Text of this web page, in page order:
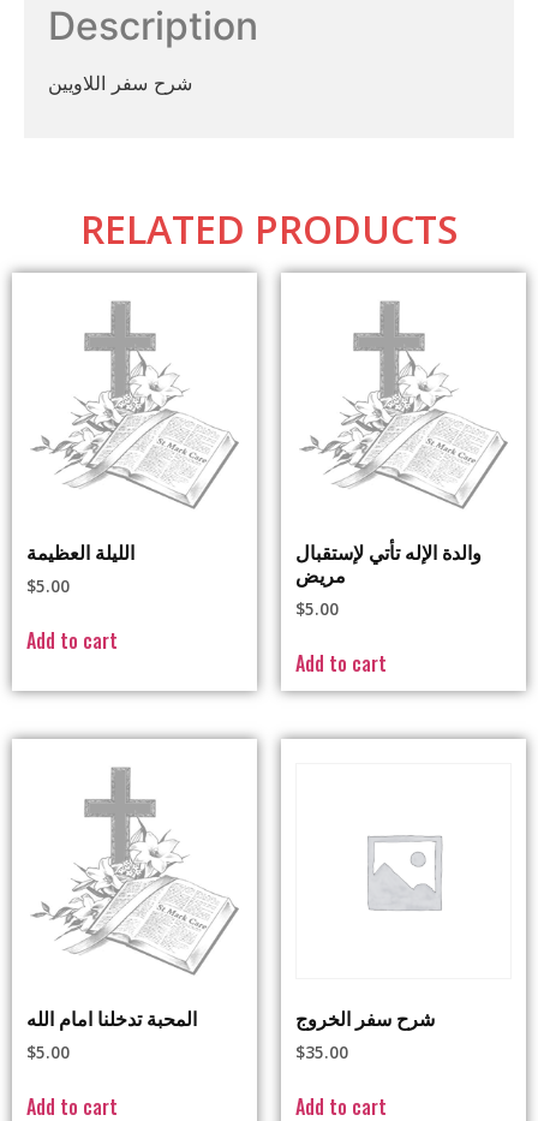
Description
شرح سفر اللاويين
RELATED PRODUCTS
الليلة العظيمة
$5.00
Add to cart
والدة الإله تأتي لإستقبال
مريض
$5.00
Add to cart
المحبة تدخلنا امام الله
$5.00
Add to cart
شرح سفر الخروج
$35.00
Add to cart